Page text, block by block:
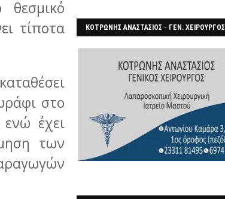
θεσμικό
τίποτα
στο
έχει
των
ΚΟΤΡΩΝΗΣ ΑΝΑΣΤΑΣΙΟΣ - ΓΕΝ. ΧΕΙΡΟΥΡΓΟΣ